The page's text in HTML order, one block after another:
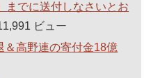
までに送付しなさいとお
ビュー
高野連の寄付金18億